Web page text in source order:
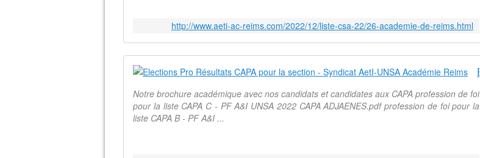
http://www.aeti-ac-reims.com/2022/12/liste-csa-22/26-academie-de-reims.html
Notre brochure académique avec nos candidats et candidates aux CAPA profession de foi
pour la liste CAPA C - PF A&I UNSA 2022 CAPA ADJAENES.pdf profession de foi pour la
liste CAPA B - PF A&I ...